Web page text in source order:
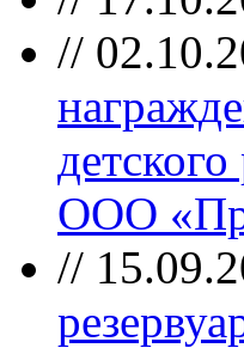
//
ООО
//